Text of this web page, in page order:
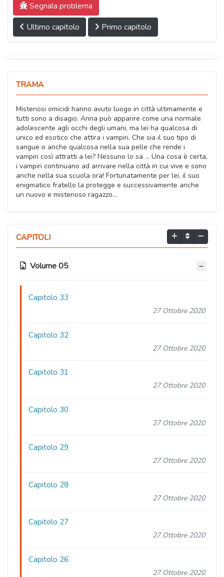
Segnala problema
Ultimo capitolo
Primo capitolo
TRAMA
Misteriosi omicidi hanno avuto luogo in città ultimamente e
tutti sono a disagio. Anna può apparire come una normale
adolescente agli occhi degli umani, ma lei ha qualcosa di
unico ed esotico che attira i vampiri. Che sia il suo tipo di
sangue o anche qualcosa nella sua pelle che rende i
vampiri così attratti a lei? Nessuno lo sa ... Una cosa è certa,
i vampiri continuano ad arrivare nella città in cui vive e sono
anche nella sua scuola ora! Fortunatamente per lei, il suo
enigmatico fratello la protegge e successivamente anche
un nuovo e misterioso ragazzo...
CAPITOLI
Volume 05
Capitolo 33
27 Ottobre 2020
Capitolo 32
27 Ottobre 2020
Capitolo 31
27 Ottobre 2020
Capitolo 30
27 Ottobre 2020
Capitolo 29
27 Ottobre 2020
Capitolo 28
27 Ottobre 2020
Capitolo 27
27 Ottobre 2020
Capitolo 26
27 Ottobre 2020